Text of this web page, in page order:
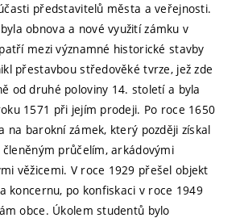
představitelů města a veřejnosti.
obnova a nové využití zámku v
mezi významné historické stavby
přestavbou středověké tvrze, jež zde
od druhé poloviny 14. století a byla
1571 při jejím prodeji. Po roce 1650
na barokní zámek, který později získal
průčelím, arkádovými
věžicemi. V roce 1929 přešel objekt
koncernu, po konfiskaci v roce 1949
obce. Úkolem studentů bylo